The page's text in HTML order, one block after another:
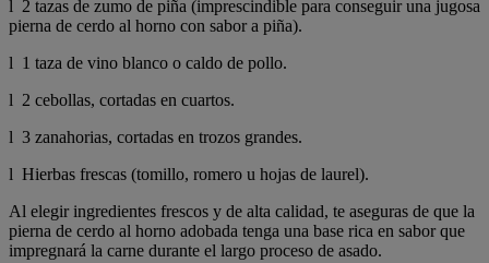
l 2 tazas de zumo de piña (imprescindible para conseguir una jugosa
pierna de cerdo al horno con sabor a piña).
l 1 taza de vino blanco o caldo de pollo.
l 2 cebollas, cortadas en cuartos.
l 3 zanahorias, cortadas en trozos grandes.
l Hierbas frescas (tomillo, romero u hojas de laurel).
Al elegir ingredientes frescos y de alta calidad, te aseguras de que la
pierna de cerdo al horno adobada tenga una base rica en sabor que
impregnará la carne durante el largo proceso de asado.